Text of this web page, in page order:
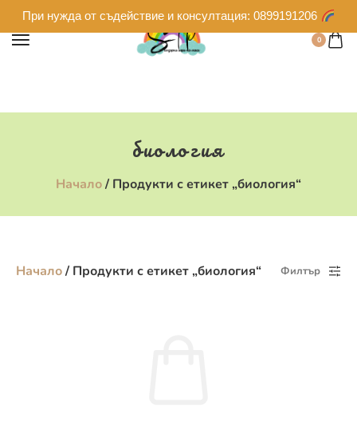
При нужда от съдействие и консултация: 0899191206
0
биология
Начало/ Продукти с етикет „биология“
Начало/ Продукти с етикет „биология“ Филтър